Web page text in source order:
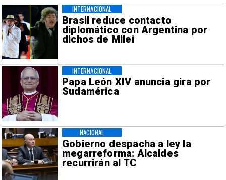
Brasil reduce contacto
diplomático con Argentina por
dichos de Milei
INTERNACIONAL
Papa León XIV anuncia gira por
Sudamérica
INTERNACIONAL
Gobierno despacha a ley la
megarreforma: Alcaldes
recurrirán al TC
NACIONAL